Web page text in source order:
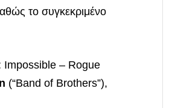
το συγκεκριμένο
Impossible – Rogue
(“Band of Brothers”),